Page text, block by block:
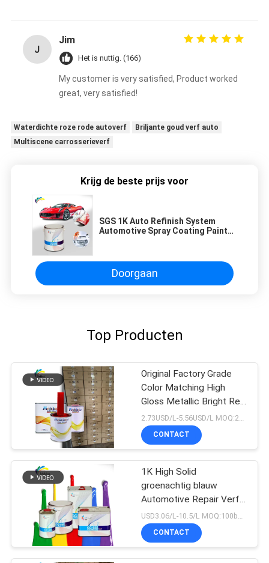
J
Jim
Het is nuttig. (166)
My customer is very satisfied, Product worked
great, very satisfied!
Waterdichte roze rode autoverf
Briljante goud verf auto
Multiscene carrosserieverf
Krijg de beste prijs voor
SGS 1K Auto Refinish System
Automotive Spray Coating Paint
Doorgaan
Top Producten
Original Factory Grade
Color Matching High
Gloss Metallic Bright Red
Auto Repair Verf
2.73USD/L-5.56USD/L MOQ:200l
CONTACT
1K High Solid
groenachtig blauw
Automotive Repair Verf
voor Auto Refinish
CONTACT